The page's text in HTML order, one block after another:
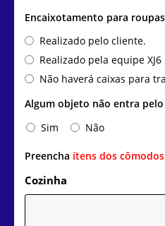
Encaixotamento para
Realizado pelo cliente.
Realizado pela equipe XJ6
Não haverá caixas para
Algum objeto não entra pelo
Sim
Não
Preencha ítens dos
Cozinha